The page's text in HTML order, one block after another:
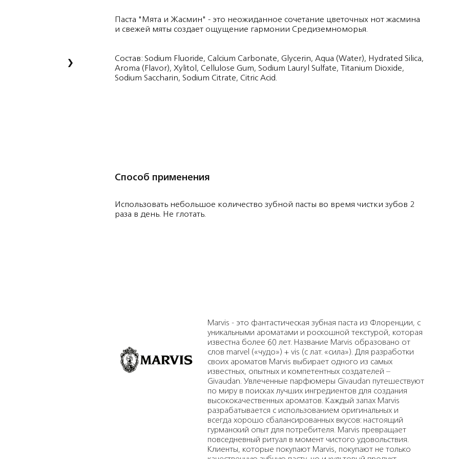
›
Паста "Мята и Жасмин" - это неожиданное сочетание цветочных нот жасмина
и свежей мяты создает ощущение гармонии Средиземноморья.
Состав: Sodium Fluoride, Calcium Carbonate, Glycerin, Aqua (Water), Hydrated Silica,
Aroma (Flavor), Xylitol, Cellulose Gum, Sodium Lauryl Sulfate, Titanium Dioxide,
Sodium Saccharin, Sodium Citrate, Citric Acid.
Способ применения
Использовать небольшое количество зубной пасты во время чистки зубов 2
раза в день. Не глотать.
Marvis - это фантастическая зубная паста из Флоренции, с
уникальными ароматами и роскошной текстурой, которая
известна более 60 лет. Название Marvis образовано от
слов marvel («чудо») + vis (с лат. «cила»). Для разработки
своих ароматов Marvis выбирает одного из самых
известных, опытных и компетентных создателей –
Givaudan. Увлеченные парфюмеры Givaudan путешествуют
по миру в поисках лучших ингредиентов для создания
высококачественных ароматов. Каждый запах Marvis
разрабатывается с использованием оригинальных и
всегда хорошо сбалансированных вкусов: настоящий
гурманский опыт для потребителя. Marvis превращает
повседневный ритуал в момент чистого удовольствия.
Клиенты, которые покупают Marvis, покупают не только